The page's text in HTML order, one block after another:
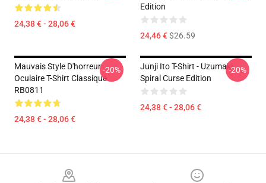
24,38 € - 28,06 €
Edition
24,46 €$26.59
Mauvais Style D'horreur
Oculaire T-Shirt Classique
RB0811
24,38 € - 28,06 €
-20%
Junji Ito T-Shirt - Uzumaki
Spiral Curse Edition
24,38 € - 28,06 €
-20%